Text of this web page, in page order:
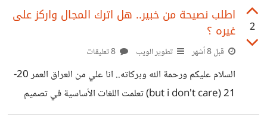
2
اطلب نصيحة من خبير.. هل اترك المجال واركز على
غيره ؟
قبل 8 أشهر تطوير الويب
السلام عليكم ورحمة الله وبركاته.. انا علي من العراق العمر 20-
21 (but i don't care) تعلمت اللغات الأساسية في تصميم
المواقع (h,c,j) وتعلمت bootstrap و كذلك WordPress